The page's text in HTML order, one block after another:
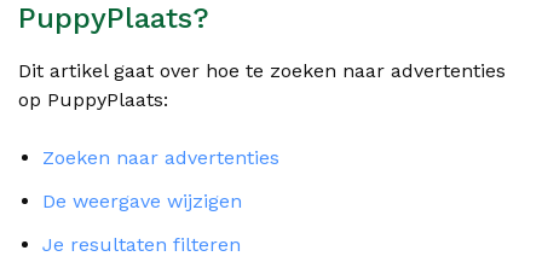
PuppyPlaats?
Dit artikel gaat over hoe te zoeken naar advertenties
op PuppyPlaats:
Zoeken naar advertenties
De weergave wijzigen
Je resultaten filteren